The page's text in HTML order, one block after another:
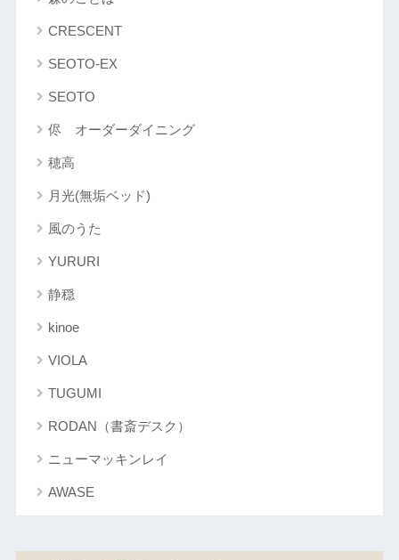
CRESCENT
SEOTO-EX
SEOTO
侭 オーダーダイニング
穂高
月光(無垢ベッド)
風のうた
YURURI
静穏
kinoe
VIOLA
TUGUMI
RODAN（書斎デスク）
ニューマッキンレイ
AWASE